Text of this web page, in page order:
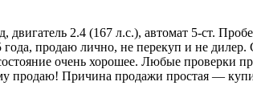
двигатель 2.4 (167 л.с.), автомат 5-ст.
года, продаю лично, не перекуп и не
очень хорошее. Любые
продаю! Причина продажи простая —